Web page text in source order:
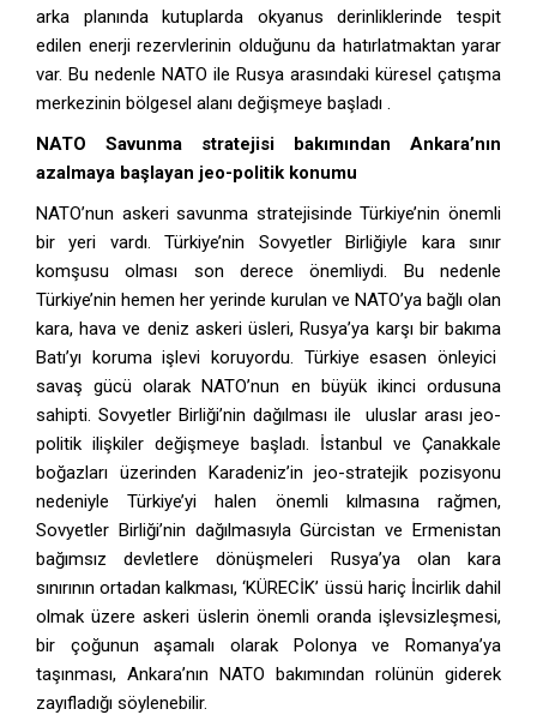
arka planında kutuplarda okyanus derinliklerinde tespit
edilen enerji rezervlerinin olduğunu da hatırlatmaktan yarar
var. Bu nedenle NATO ile Rusya arasındaki küresel çatışma
merkezinin bölgesel alanı değişmeye başladı .
NATO Savunma stratejisi bakımından Ankara’nın
azalmaya başlayan jeo-politik konumu
NATO’nun askeri savunma stratejisinde Türkiye’nin önemli
bir yeri vardı. Türkiye’nin Sovyetler Birliğiyle kara sınır
komşusu olması son derece önemliydi. Bu nedenle
Türkiye’nin hemen her yerinde kurulan ve NATO’ya bağlı olan
kara, hava ve deniz askeri üsleri, Rusya’ya karşı bir bakıma
Batı’yı koruma işlevi koruyordu. Türkiye esasen önleyici
savaş gücü olarak NATO’nun en büyük ikinci ordusuna
sahipti. Sovyetler Birliği’nin dağılması ile uluslar arası jeo-
politik ilişkiler değişmeye başladı. İstanbul ve Çanakkale
boğazları üzerinden Karadeniz’in jeo-stratejik pozisyonu
nedeniyle Türkiye’yi halen önemli kılmasına rağmen,
Sovyetler Birliği’nin dağılmasıyla Gürcistan ve Ermenistan
bağımsız devletlere dönüşmeleri Rusya’ya olan kara
sınırının ortadan kalkması, ‘KÜRECİK’ üssü hariç İncirlik dahil
olmak üzere askeri üslerin önemli oranda işlevsizleşmesi,
bir çoğunun aşamalı olarak Polonya ve Romanya’ya
taşınması, Ankara’nın NATO bakımından rolünün giderek
zayıfladığı söylenebilir.